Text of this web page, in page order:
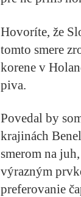
Hovoríte, že
tomto smere
korene v
piva.
Povedal by
krajinách
smerom na
výrazným
preferovanie